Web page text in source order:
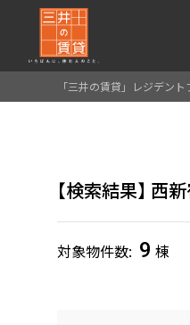
ご提供す
くご提案
最適なプラ
ご相談も承
各種サービ
「三井の賃貸」レジデン
検索結果 西
対象物件数 9 棟